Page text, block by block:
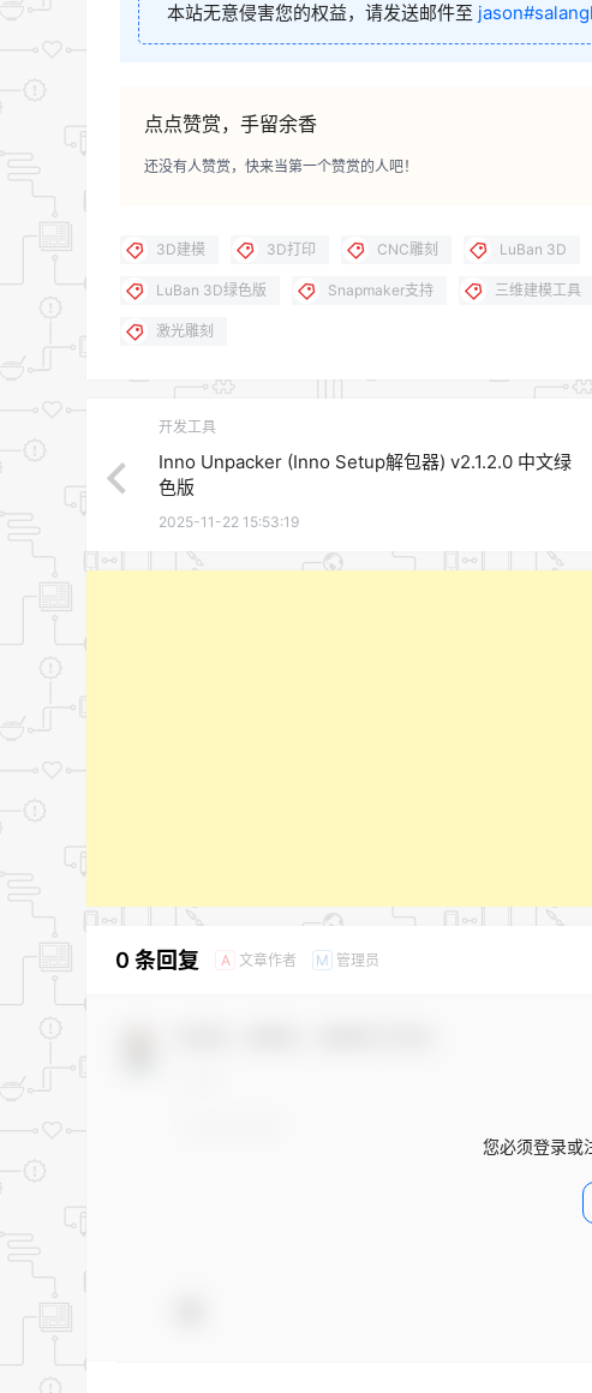
本站无意侵害您的权益，请发送邮件至
点点赞赏，手留余香
还没有人赞赏，快来当第一个赞赏的人吧！
3D建模 3D打印 CNC雕刻 LuBan 3D
LuBan 3D绿色版 Snapmaker支持 三维建模工具
激光雕刻
开发工具
Inno Unpacker (Inno Setup解包器) v2.1.2.0 中文绿
色版
2025-11-22 15:53:19
0 条回复 A 文章作者 M 管理员
您必须登录或